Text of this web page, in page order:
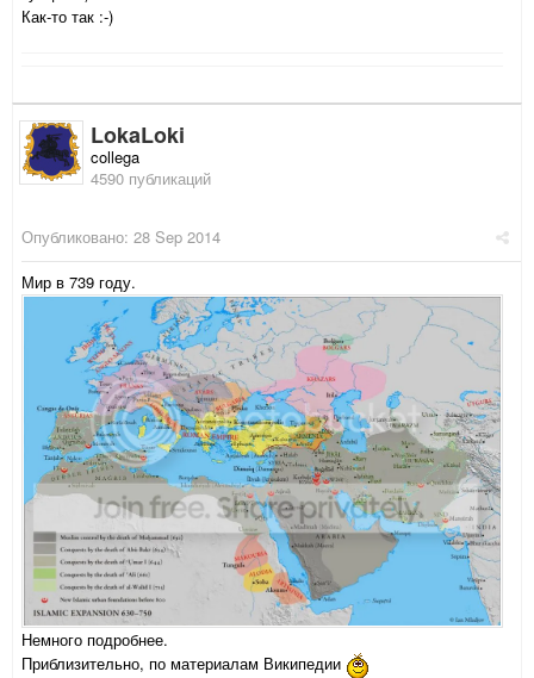
Как-то так :-)
LokaLoki
collega
4590 публикаций
Опубликовано: 28 Sep 2014
Мир в 739 году.
Немного подробнее.
Приблизительно, по материалам Википедии